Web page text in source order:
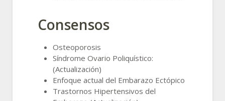
Consensos
Osteoporosis
Síndrome Ovario Poliquístico:
(Actualización)
Enfoque actual del Embarazo Ectópico
Trastornos Hipertensivos del